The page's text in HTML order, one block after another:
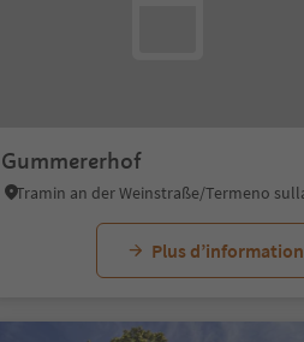
Gummererhof
Plus d’information